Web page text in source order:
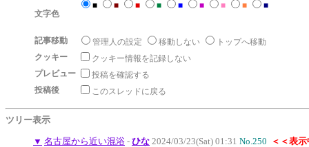
文字色
■ ■ ■ ■ ■ ■ ■ ■ ■
記事移動 管理人の設定 移動しない
トップへ移動
クッキー
クッキー情報を記録しない
プレビュー
投稿を確認する
投稿後
このスレッドに戻る
ツリー表示
▼ 名古屋から近い混浴 - ひな 2024/03/23(Sat) 01:31 No.250
＜＜表示